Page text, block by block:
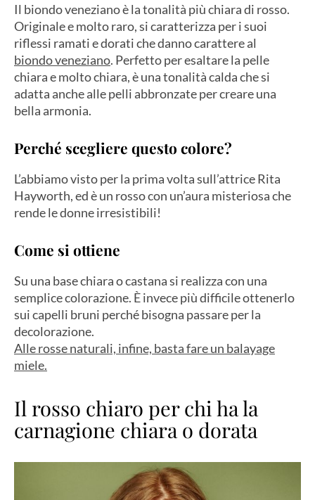
Il biondo veneziano è la tonalità più chiara di rosso.
Originale e molto raro, si caratterizza per i suoi
riflessi ramati e dorati che danno carattere al
biondo veneziano. Perfetto per esaltare la pelle
chiara e molto chiara, è una tonalità calda che si
adatta anche alle pelli abbronzate per creare una
bella armonia.
Perché scegliere questo colore?
L’abbiamo visto per la prima volta sull’attrice Rita
Hayworth, ed è un rosso con un’aura misteriosa che
rende le donne irresistibili!
Come si ottiene
Su una base chiara o castana si realizza con una
semplice colorazione. È invece più difficile ottenerlo
sui capelli bruni perché bisogna passare per la
decolorazione.
Alle rosse naturali, infine, basta fare un balayage
miele.
Il rosso chiaro per chi ha la
carnagione chiara o dorata